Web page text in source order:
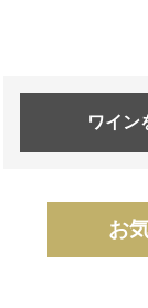
ワイン
お